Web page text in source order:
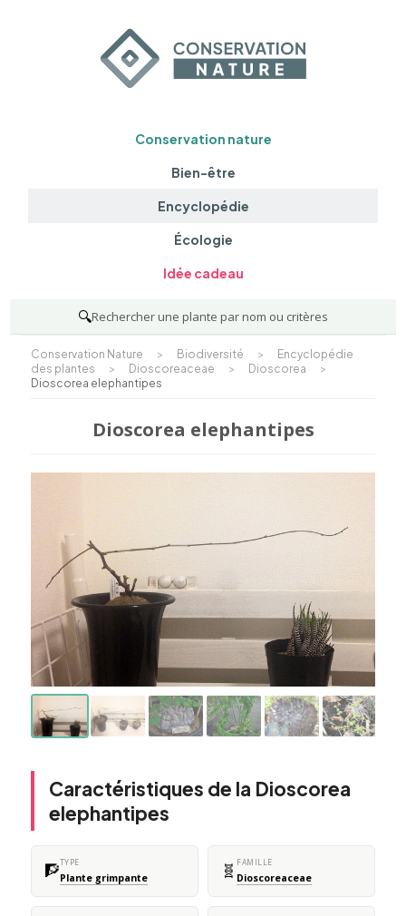
Conservation nature
Bien-être
Encyclopédie
Écologie
Idée cadeau
🔍Rechercher une plante par nom ou critères
Conservation Nature > Biodiversité >
Encyclopédie
des plantes
> Dioscoreaceae > Dioscorea
>
Dioscorea elephantipes
Dioscorea elephantipes
Caractéristiques de la Dioscorea
elephantipes
🧗TYPE
Plante grimpante 🧬 FAMILLE
Dioscoreaceae